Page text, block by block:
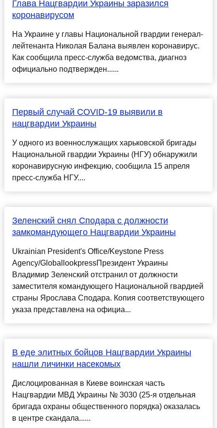
Глава Нацгвардии Украины заразился
коронавирусом
На Украине у главы Национальной гвардии генерал-
лейтенанта Николая Балана выявлен коронавирус.
Как сообщила пресс-служба ведомства, диагноз
официально подтвержден......
Первый случай COVID-19 выявили в
нацгвардии Украины
У одного из военнослужащих харьковской бригады
Национальной гвардии Украины (НГУ) обнаружили
коронавирусную инфекцию, сообщила 15 апреля
пресс-служба НГУ....
Зеленский снял Сподара с должности
замкомандующего Нацгвардии Украины
Ukrainian President's Office/Keystone Press
Agency/GloballookpressПрезидент Украины
Владимир Зеленский отстранил от должности
заместителя командующего Национальной гвардией
страны Ярослава Сподара. Копия соответствующего
указа представлена на официа...
В еде элитных бойцов Нацгвардии Украины
нашли личинки насекомых
Дислоцированная в Киеве воинская часть
Нацгвардии МВД Украины № 3030 (25-я отдельная
бригада охраны общественного порядка) оказалась
в центре скандала......